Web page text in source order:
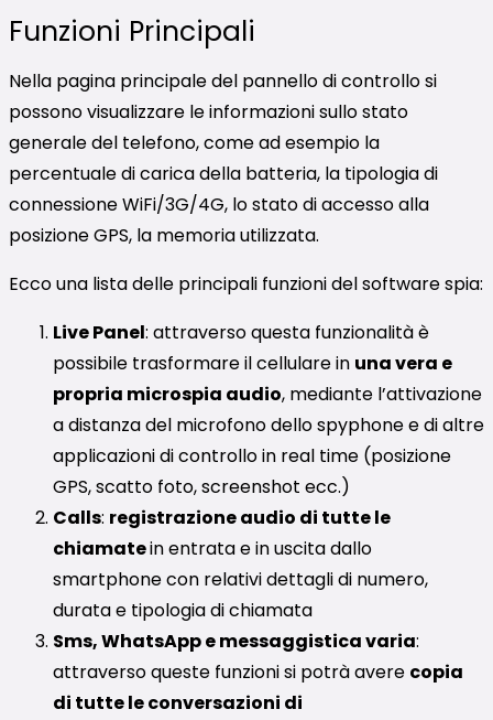
Funzioni Principali
Nella pagina principale del pannello di controllo si
possono visualizzare le informazioni sullo stato
generale del telefono, come ad esempio la
percentuale di carica della batteria, la tipologia di
connessione WiFi/3G/4G, lo stato di accesso alla
posizione GPS, la memoria utilizzata.
Ecco una lista delle principali funzioni del software spia:
Live Panel: attraverso questa funzionalità è
possibile trasformare il cellulare in una vera e
propria microspia audio, mediante l’attivazione
a distanza del microfono dello spyphone e di altre
applicazioni di controllo in real time (posizione
GPS, scatto foto, screenshot ecc.)
Calls: registrazione audio di tutte le
chiamatein entrata e in uscita dallo
smartphone con relativi dettagli di numero,
durata e tipologia di chiamata
Sms, WhatsApp e messaggistica varia:
attraverso queste funzioni si potrà avere copia
di tutte le conversazioni di